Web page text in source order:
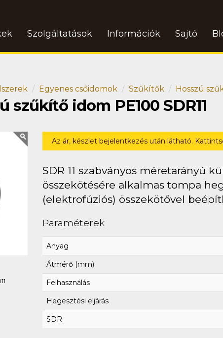
Szolgáltatások Információk Sajtó
Egyenes csőidomok Szűkítők Hosszú
szűkítő idom PE100 SDR11
Az ár, készlet bejelentkezés után látható.
SDR 11 szabványos méretarányú
összekötésére alkalmas tompa
(elektrofúziós) összekötővel
Paraméterek
Anyag
Átmérő (mm)
Felhasználás
Hegesztési eljárás
SDR